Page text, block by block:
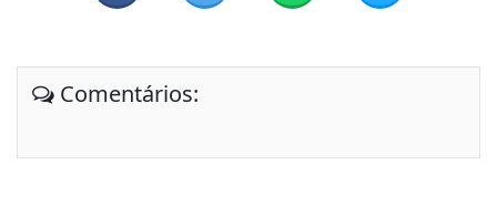
Comentários: